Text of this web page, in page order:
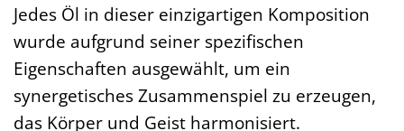
Jedes Öl in dieser einzigartigen Komposition
wurde aufgrund seiner spezifischen
Eigenschaften ausgewählt, um ein
synergetisches Zusammenspiel zu erzeugen,
das Körper und Geist harmonisiert.